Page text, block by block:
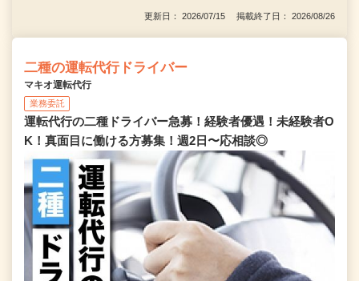
更新日： 2026/07/15 掲載終了日： 2026/08/26
二種の運転代行ドライバー
マキオ運転代行
業務委託
運転代行の二種ドライバー急募！経験者優遇！未経験者O
K！真面目に働ける方募集！週2日〜応相談◎